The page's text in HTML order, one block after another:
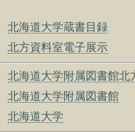
北海道大学蔵書目録
北方資料室電子展示
北海道大学附属図書館北
北海道大学附属図書館
北海道大学